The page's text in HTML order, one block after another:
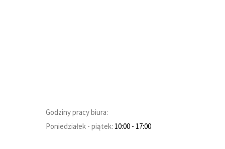
Godziny pracy biura:
Poniedziałek - piątek: 10:00 - 17:00